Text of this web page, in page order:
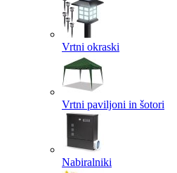
Vrtni okraski
Vrtni paviljoni in šotori
Nabiralniki